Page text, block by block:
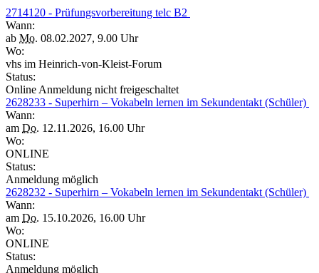
2714120 - Prüfungsvorbereitung telc B2
Wann:
ab Mo. 08.02.2027, 9.00 Uhr
Wo:
vhs im Heinrich-von-Kleist-Forum
Status:
Online Anmeldung nicht freigeschaltet
2628233 - Superhirn – Vokabeln lernen im Sekundentakt (Schüler)
Wann:
am Do. 12.11.2026, 16.00 Uhr
Wo:
ONLINE
Status:
Anmeldung möglich
2628232 - Superhirn – Vokabeln lernen im Sekundentakt (Schüler)
Wann:
am Do. 15.10.2026, 16.00 Uhr
Wo:
ONLINE
Status:
Anmeldung möglich